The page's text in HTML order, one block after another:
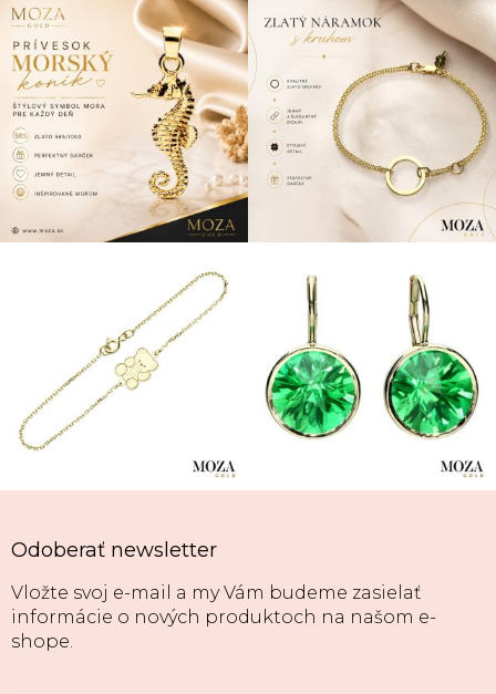
Odoberať newsletter
Vložte svoj e-mail a my Vám budeme zasielať
informácie o nových produktoch na našom e-
shope.